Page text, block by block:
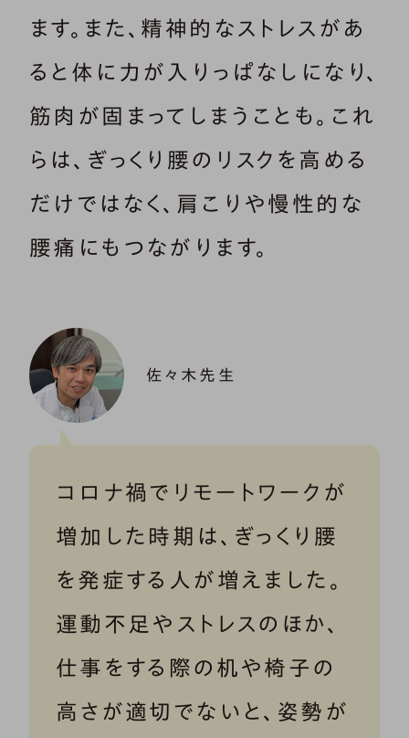
ます。また、精神的なストレスがあ
ると体に力が入りっぱなしになり、
筋肉が固まってしまうことも。これ
らは、ぎっくり腰のリスクを高める
だけではなく、肩こりや慢性的な
腰痛にもつながります。
佐々木先生
コロナ禍でリモートワークが
増加した時期は、ぎっくり腰
を発症する人が増えました。
運動不足やストレスのほか、
仕事をする際の机や椅子の
高さが適切でないと、姿勢が